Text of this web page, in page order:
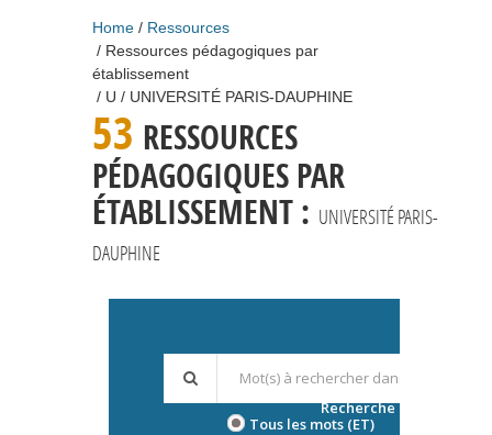
Home
Ressources
Ressources pédagogiques par
établissement
U
UNIVERSITÉ PARIS-DAUPHINE
53 RESSOURCES
PÉDAGOGIQUES PAR
ÉTABLISSEMENT : UNIVERSITÉ PARIS-
DAUPHINE
Tous les mots (ET)
Recherche avancée